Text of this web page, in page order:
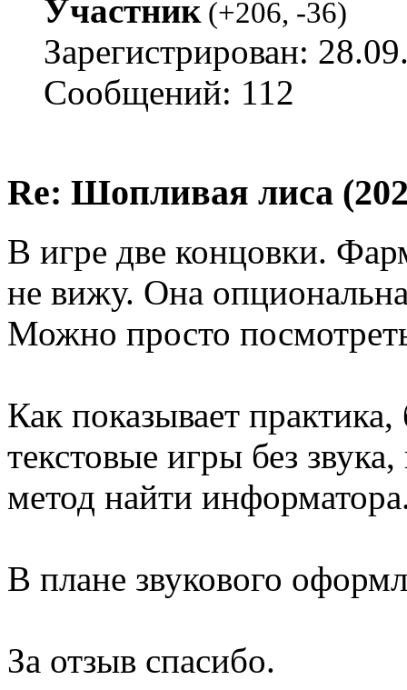
Участник(+206, -36)
Зарегистрирован:
Сообщений: 112
Re: Шопливая лиса
В игре две концовки.
не вижу. Она
Можно просто
Как показывает
текстовые игры без
метод найти
В плане звукового
За отзыв спасибо.